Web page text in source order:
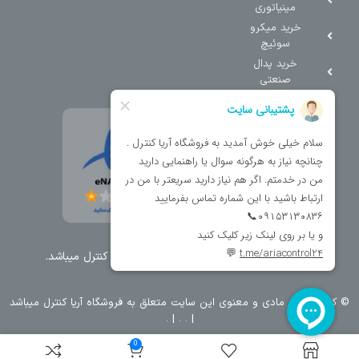
مینیاتوری
خرید میکرو
سوئیچ
خرید پدال
صنعتی
تمامی حقوق مطالب و سایت نزد شرکت اریا کنترل میباشد.
0
© کليه حقوق مادی و معنوی اين سايت متعلق به فروشگاه آریا کنترل ميباشد
|
. .
| .